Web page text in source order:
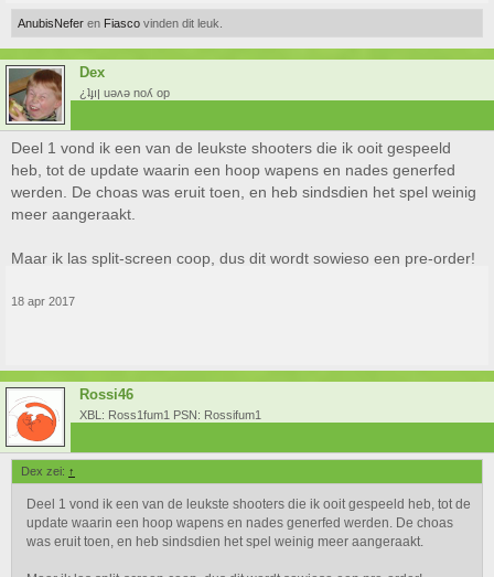
AnubisNefer en Fiasco vinden dit leuk.
Dex
¿ʇɟıן uǝʌǝ noʎ op
Deel 1 vond ik een van de leukste shooters die ik ooit gespeeld
heb, tot de update waarin een hoop wapens en nades generfed
werden. De choas was eruit toen, en heb sindsdien het spel weinig
meer aangeraakt.
Maar ik las split-screen coop, dus dit wordt sowieso een pre-order!
18 apr 2017
Rossi46
XBL: Ross1fum1 PSN: Rossifum1
Dex zei: ↑
Deel 1 vond ik een van de leukste shooters die ik ooit gespeeld heb, tot de
update waarin een hoop wapens en nades generfed werden. De choas
was eruit toen, en heb sindsdien het spel weinig meer aangeraakt.